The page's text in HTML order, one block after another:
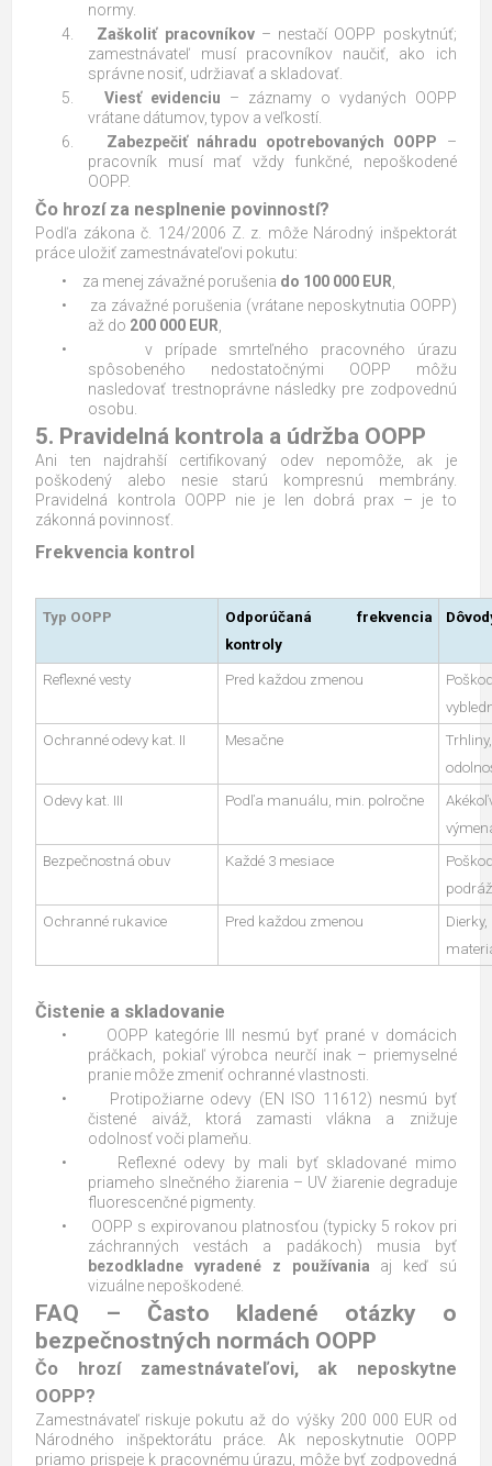
normy.
4.
Zaškoliť pracovníkov– nestačí OOPP poskytnúť;
zamestnávateľ musí pracovníkov naučiť, ako ich
správne nosiť, udržiavať a skladovať.
5.
Viesť evidenciu – záznamy o vydaných OOPP
vrátane dátumov, typov a veľkostí.
6.
Zabezpečiť náhradu opotrebovaných OOPP –
pracovník musí mať vždy funkčné, nepoškodené
OOPP.
Čo hrozí za nesplnenie povinností?
Podľa zákona č. 124/2006 Z. z. môže Národný inšpektorát
práce uložiť zamestnávateľovi pokutu:
•
za menej závažné porušenia do 100 000 EUR
•
za závažné porušenia (vrátane neposkytnutia OOPP)
až do 200 000 EUR
•
v prípade smrteľného pracovného úrazu
spôsobeného nedostatočnými OOPP môžu
nasledovať trestnoprávne následky pre zodpovednú
osobu.
5. Pravidelná kontrola a údržba OOPP
Ani ten najdrahší certifikovaný odev nepomôže, ak je
poškodený alebo nesie starú kompresnú membrány.
Pravidelná kontrola OOPP nie je len dobrá prax – je to
zákonná povinnosť.
Frekvencia kontrol
Typ OOPP
Odporúčaná frekvencia
kontroly
Reflexné vesty Pred každou zmenou
Ochranné odevy kat. II
Mesačne
Odevy kat. III
Podľa manuálu, min. polročne
Bezpečnostná obuv
Každé 3 mesiace
Ochranné rukavice
Pred každou zmenou
Čistenie a skladovanie
•
OOPP kategórie III nesmú byť prané v domácich
práčkach, pokiaľ výrobca neurčí inak – priemyselné
pranie môže zmeniť ochranné vlastnosti.
•
Protipožiarne odevy (EN ISO 11612) nesmú byť
čistené aiváž, ktorá zamasti vlákna a znižuje
odolnosť voči plameňu.
•
Reflexné odevy by mali byť skladované mimo
priameho slnečného žiarenia – UV žiarenie degraduje
fluorescenčné pigmenty.
•
OOPP s expirovanou platnosťou (typicky 5 rokov pri
záchranných vestách a padákoch) musia byť
bezodkladne vyradené z používania aj keď sú
vizuálne nepoškodené.
FAQ – Často kladené otázky o
bezpečnostných normách OOPP
Čo hrozí zamestnávateľovi, ak neposkytne
OOPP?
Zamestnávateľ riskuje pokutu až do výšky 200 000 EUR od
Národného inšpektorátu práce. Ak neposkytnutie OOPP
priamo prispeje k pracovnému úrazu, môže byť zodpovedná